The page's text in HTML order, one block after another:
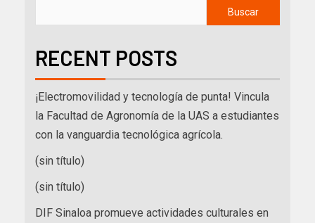
Buscar
RECENT POSTS
¡Electromovilidad y tecnología de punta! Vincula
la Facultad de Agronomía de la UAS a estudiantes
con la vanguardia tecnológica agrícola.
(sin título)
(sin título)
DIF Sinaloa promueve actividades culturales en